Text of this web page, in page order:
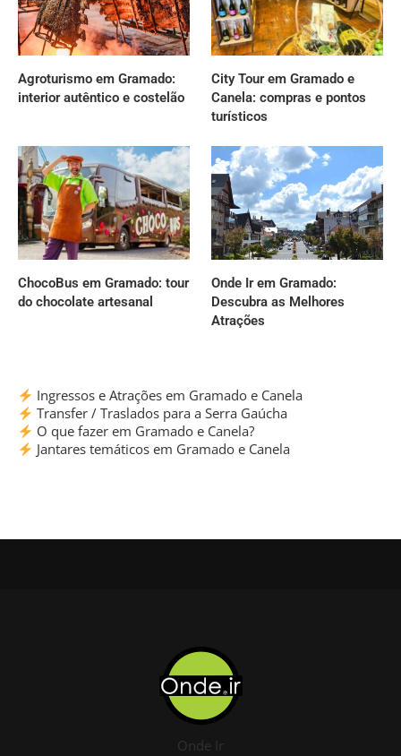
Agroturismo em Gramado:
interior autêntico e costelão
City Tour em Gramado e
Canela: compras e pontos
turísticos
ChocoBus em Gramado: tour
do chocolate artesanal
Onde Ir em Gramado:
Descubra as Melhores
Atrações
Ingressos e Atrações em Gramado e Canela
Transfer / Traslados para a Serra Gaúcha
O que fazer em Gramado e Canela?
Jantares temáticos em Gramado e Canela
Onde Ir